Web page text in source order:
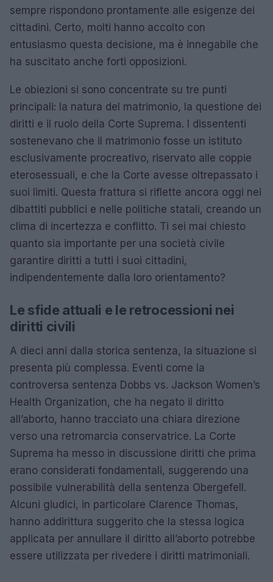
sempre rispondono prontamente alle esigenze dei
cittadini. Certo, molti hanno accolto con
entusiasmo questa decisione, ma è innegabile che
ha suscitato anche forti opposizioni.
Le obiezioni si sono concentrate su tre punti
principali: la natura del matrimonio, la questione dei
diritti e il ruolo della Corte Suprema. I dissententi
sostenevano che il matrimonio fosse un istituto
esclusivamente procreativo, riservato alle coppie
eterosessuali, e che la Corte avesse oltrepassato i
suoi limiti. Questa frattura si riflette ancora oggi nei
dibattiti pubblici e nelle politiche statali, creando un
clima di incertezza e conflitto. Ti sei mai chiesto
quanto sia importante per una società civile
garantire diritti a tutti i suoi cittadini,
indipendentemente dalla loro orientamento?
Le sfide attuali e le retrocessioni nei
diritti civili
A dieci anni dalla storica sentenza, la situazione si
presenta più complessa. Eventi come la
controversa sentenza Dobbs vs. Jackson Women’s
Health Organization, che ha negato il diritto
all’aborto, hanno tracciato una chiara direzione
verso una retromarcia conservatrice. La Corte
Suprema ha messo in discussione diritti che prima
erano considerati fondamentali, suggerendo una
possibile vulnerabilità della sentenza Obergefell.
Alcuni giudici, in particolare Clarence Thomas,
hanno addirittura suggerito che la stessa logica
applicata per annullare il diritto all’aborto potrebbe
essere utilizzata per rivedere i diritti matrimoniali.